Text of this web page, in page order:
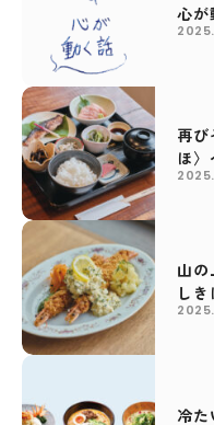
心が
再び
ほ〉
山の
しき
冷た